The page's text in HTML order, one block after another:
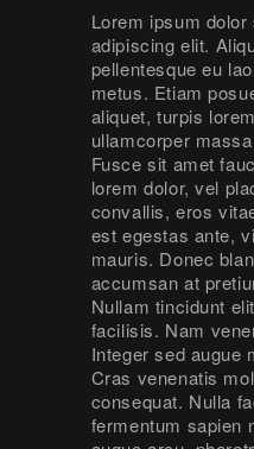
Lorem ipsum
adipiscing elit.
pellentesque eu
metus. Etiam
aliquet, turpis
ullamcorper
Fusce sit amet
lorem dolor, vel
convallis, eros
est egestas ante,
mauris. Donec
accumsan at
Nullam tincidunt
facilisis. Nam
Integer sed augue
Cras venenatis
consequat. Nulla
fermentum sapien